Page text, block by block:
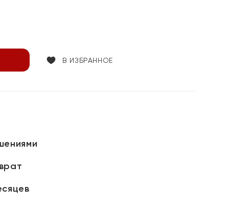
В ИЗБРАННОЕ